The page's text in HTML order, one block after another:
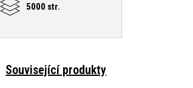
5000 str.
Související produkty